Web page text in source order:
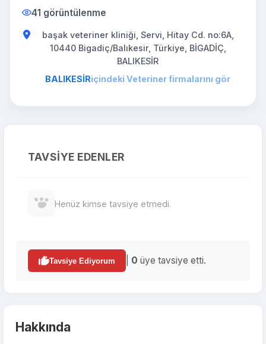
41 görüntülenme
başak veteriner kliniği, Servi, Hitay Cd. no:6A,
10440 Bigadiç/Balıkesir, Türkiye, BİGADİÇ,
BALIKESİR
BALIKESİRiçindeki Veteriner firmalarını gör
TAVSIYE EDENLER
Henüz kimse tavsiye etmedi.
Tavsiye Ediyorum 0 üye tavsiye etti.
Hakkında